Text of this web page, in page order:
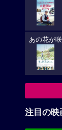
あの花が
注目の映